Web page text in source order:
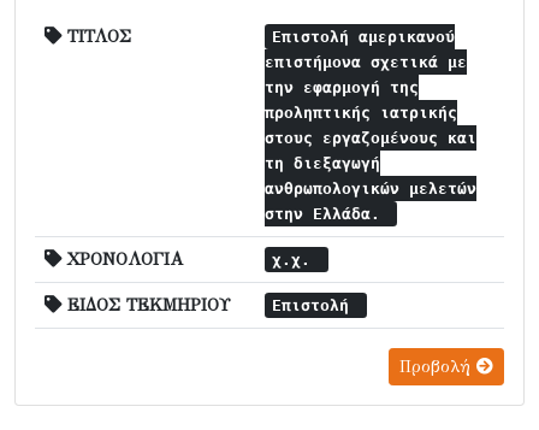
ΤΙΤΛΟΣ
Επιστολή αμερικανού
επιστήμονα σχετικά με
την εφαρμογή της
προληπτικής ιατρικής
στους εργαζομένους και
τη διεξαγωγή
ανθρωπολογικών μελετών
στην Ελλάδα.
ΧΡΟΝΟΛΟΓΙΑ χ.χ.
ΕΙΔΟΣ ΤΕΚΜΗΡΙΟΥ Επιστολή
Προβολή